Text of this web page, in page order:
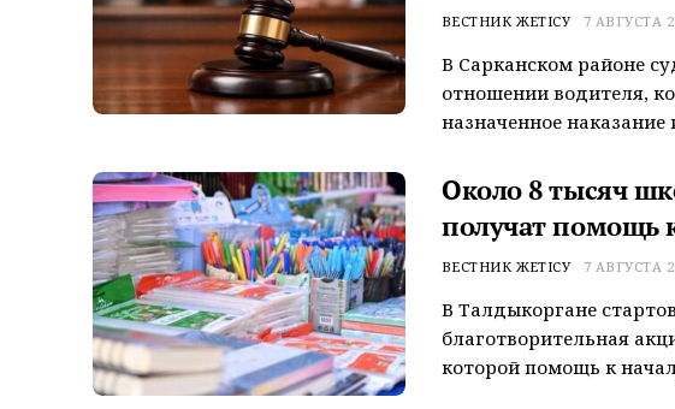
ВЕСТНИК ЖЕТІСУ 7 АВГУСТА
В Сарканском районе
отношении водителя,
назначенное
Около 8 тысяч
получат помощь
ВЕСТНИК ЖЕТІСУ 7 АВГУСТА
В Талдыкоргане
благотворительная
которой помощь к